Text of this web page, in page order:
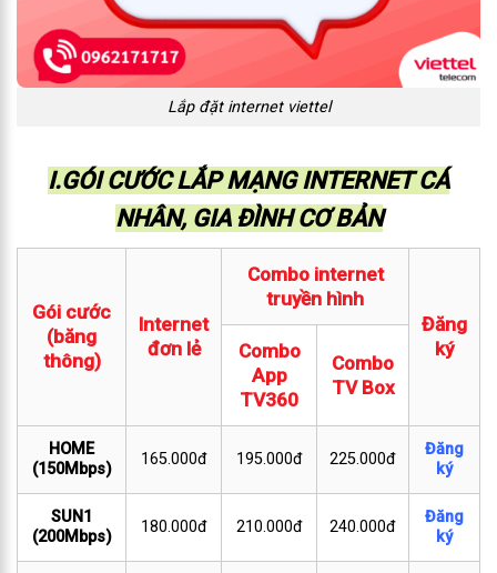
Lắp đặt internet viettel
I.GÓI CƯỚC LẮP MẠNG INTERNET CÁ
NHÂN, GIA ĐÌNH CƠ BẢN
Gói cước
(băng
thông)
Internet
đơn lẻ
Combo internet
truyền hình
Đăng
ký
Combo
App
TV360
Combo
TV Box
HOME
(150Mbps)
165.000đ 195.000đ 225.000đ
Đăng
ký
SUN1
(200Mbps)
180.000đ 210.000đ 240.000đ
Đăng
ký